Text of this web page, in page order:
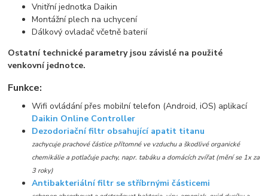
Vnitřní jednotka Daikin
Montážní plech na uchycení
Dálkový ovladač včetně baterií
Ostatní technické parametry jsou závislé na použité
venkovní jednotce.
Funkce:
Wifi ovládání přes mobilní telefon (Android, iOS) aplikací
Daikin Online Controller
Dezodoriační filtr obsahující apatit titanu
zachycuje prachové částice přítomné ve vzduchu a škodlivé organické
chemikálie a potlačuje pachy, napr. tabáku a domácích zvířat (mění se 1x za
3 roky)
Antibakteriální filtr se stříbrnými částicemi